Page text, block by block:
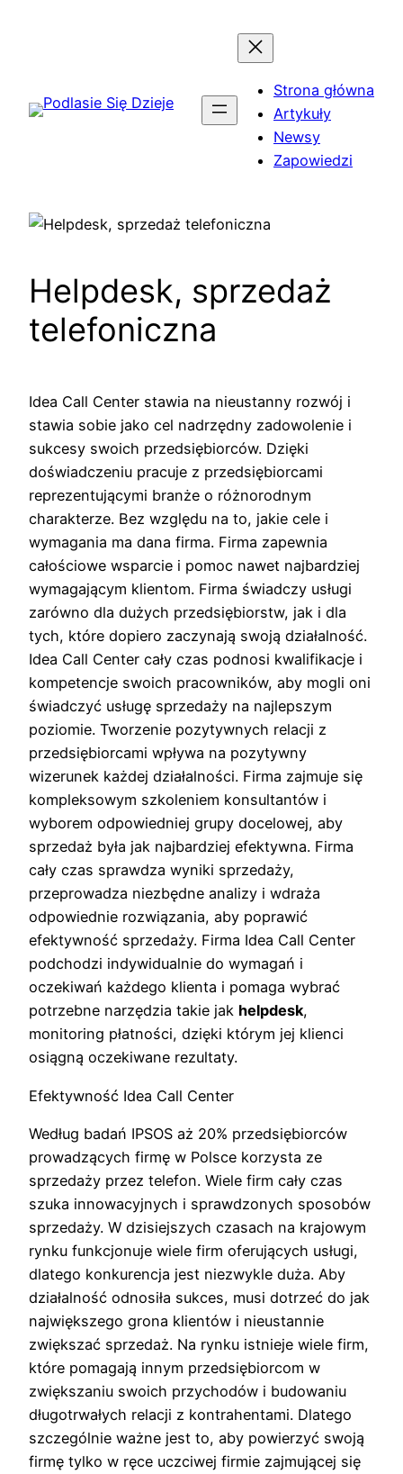
Strona główna
Artykuły
Newsy
Zapowiedzi
Helpdesk, sprzedaż
telefoniczna
Idea Call Center stawia na nieustanny rozwój i
stawia sobie jako cel nadrzędny zadowolenie i
sukcesy swoich przedsiębiorców. Dzięki
doświadczeniu pracuje z przedsiębiorcami
reprezentującymi branże o różnorodnym
charakterze. Bez względu na to, jakie cele i
wymagania ma dana firma. Firma zapewnia
całościowe wsparcie i pomoc nawet najbardziej
wymagającym klientom. Firma świadczy usługi
zarówno dla dużych przedsiębiorstw, jak i dla
tych, które dopiero zaczynają swoją działalność.
Idea Call Center cały czas podnosi kwalifikacje i
kompetencje swoich pracowników, aby mogli oni
świadczyć usługę sprzedaży na najlepszym
poziomie. Tworzenie pozytywnych relacji z
przedsiębiorcami wpływa na pozytywny
wizerunek każdej działalności. Firma zajmuje się
kompleksowym szkoleniem konsultantów i
wyborem odpowiedniej grupy docelowej, aby
sprzedaż była jak najbardziej efektywna. Firma
cały czas sprawdza wyniki sprzedaży,
przeprowadza niezbędne analizy i wdraża
odpowiednie rozwiązania, aby poprawić
efektywność sprzedaży. Firma Idea Call Center
podchodzi indywidualnie do wymagań i
oczekiwań każdego klienta i pomaga wybrać
potrzebne narzędzia takie jak helpdesk,
monitoring płatności, dzięki którym jej klienci
osiągną oczekiwane rezultaty.
Efektywność Idea Call Center
Według badań IPSOS aż 20% przedsiębiorców
prowadzących firmę w Polsce korzysta ze
sprzedaży przez telefon. Wiele firm cały czas
szuka innowacyjnych i sprawdzonych sposobów
sprzedaży. W dzisiejszych czasach na krajowym
rynku funkcjonuje wiele firm oferujących usługi,
dlatego konkurencja jest niezwykle duża. Aby
działalność odnosiła sukces, musi dotrzeć do jak
największego grona klientów i nieustannie
zwiększać sprzedaż. Na rynku istnieje wiele firm,
które pomagają innym przedsiębiorcom w
zwiększaniu swoich przychodów i budowaniu
długotrwałych relacji z kontrahentami. Dlatego
szczególnie ważne jest to, aby powierzyć swoją
firmę tylko w ręce uczciwej firmie zajmującej się